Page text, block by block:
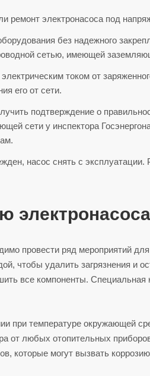
ремонт электронасоса под
без надежного
сетью, имеющей
током от
его от сети.
подтверждение о
сети у инспектора
насос снять с эксплуатации.
электронасоса
провести ряд мероприятий
чтобы удалить загрязнения и
все компоненты. Специальная
при температуре окружающей
от любых отопительных
которые могут вызвать